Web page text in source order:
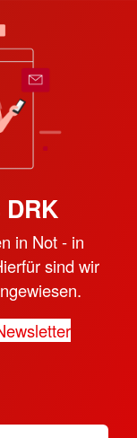
in Not - in
sind wir